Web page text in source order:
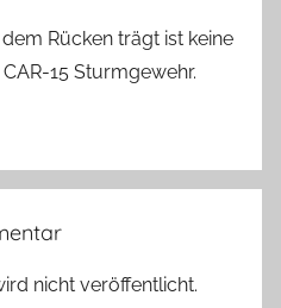
Rücken trägt ist keine
15 Sturmgewehr.
nicht veröffentlicht.